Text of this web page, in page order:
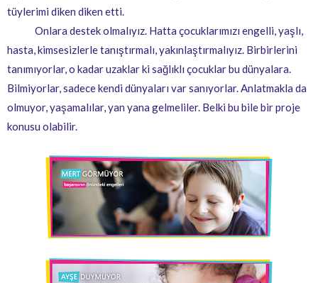
tüylerimi diken diken etti.
Onlara destek olmalıyız. Hatta çocuklarımızı engelli, yaşlı,
hasta, kimsesizlerle tanıştırmalı, yakınlaştırmalıyız. Birbirlerini
tanımıyorlar, o kadar uzaklar ki sağlıklı çocuklar bu dünyalara.
Bilmiyorlar, sadece kendi dünyaları var sanıyorlar. Anlatmakla da
olmuyor, yaşamalılar, yan yana gelmeliler. Belki bu bile bir proje
konusu olabilir.